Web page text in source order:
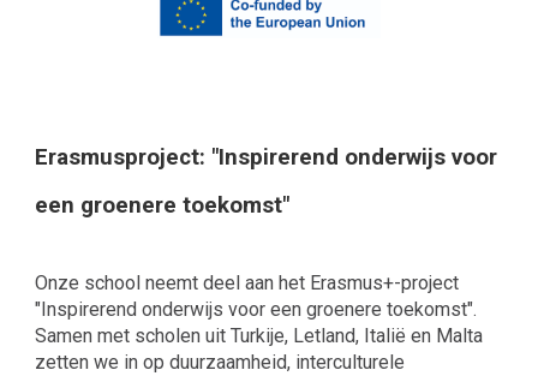
Erasmusproject: "Inspirerend onderwijs voor
een groenere toekomst"
Onze school neemt deel aan het Erasmus+-project
"Inspirerend onderwijs voor een groenere toekomst".
Samen met scholen uit Turkije, Letland, Italië en Malta
zetten we in op duurzaamheid, interculturele